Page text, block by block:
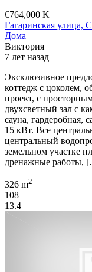
€764,000 K
Гагаринская улица,
Дома
Виктория
7 лет назад
Эксклюзивное
коттедж с цоколем,
проект, с
двухсветный зал с
сауна, гардеробная,
15 кВт. Все
центральный
земельном участке
дренажные работы,
326 m2
108
13.4